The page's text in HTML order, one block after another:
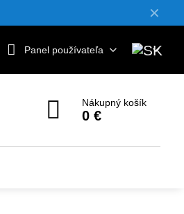
✕
Panel používateľa
Nákupný košík
0 €